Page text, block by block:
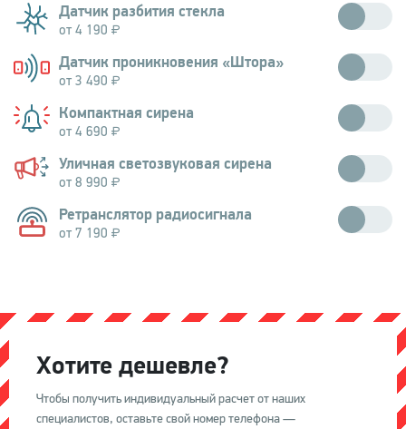
установлен.Датчик разбития стекла
от 4 190
Датчик проникновения «Штора»
от 3 490
невидимый барьер, при пересечении которого отправляет сигнал
тревоги.
Компактная сирена
от 4 690
случае срабатывания сигнализации.
Уличная светозвуковая сирена
от 8 990
Ретранслятор радиосигнала
от 7 190
Хотите дешевле?
Чтобы получить индивидуальный расчет от наших
специалистов, оставьте свой номер телефона —